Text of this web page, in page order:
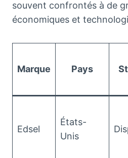
souvent confrontés à de
économiques et
Marque Pays
Edsel
États-
Unis